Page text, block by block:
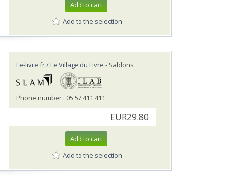
Add to cart
Add to the selection
Le-livre.fr / Le Village du Livre - Sablons
Phone number : 05 57 411 411
EUR29.80
Add to cart
Add to the selection